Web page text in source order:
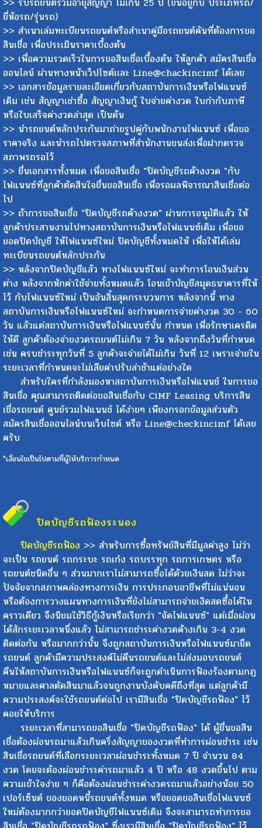
เอกสารรถยนต์และขั้นตอนการขอสินเชื่อ ปิดบัญชีรถค้างงวด
>> รับรถยนต์รวมอายุสัญญา ไม่เกิน 25 ปี (ขึ้นอยู่กับ ประเภทรถ/
ยี่ห้อรถ/รุ่นรถ)
>> สำเนาเล่มทะเบียนรถยนต์หรือสำเนาคู่มือรถยนต์คันที่ต้องการขอ
สินเชื่อ เพื่อประเมินราคาเบื้องต้น
>> เพื่อความรวดเร็วในการขอสินเชื่อเบื้องต้น ให้ลูกค้า สมัครสินเชื่อ
ออนไลน์ ผ่านทางหน้าเว็ปไซต์เเละ Line@chackincimf ได้เลย
>> เอกสารข้อมูลรายละเอียดเกี่ยวกับสถาบันการเงินหรือไฟแนนซ์
เดิม เช่น สัญญาเช่าซื้อ สัญญาเงินกู้ ใบจ่ายค่างวด ใบกำกับภาษี
หรือใบเสร็จค่างวดล่าสุด เป็นต้น
>> นำรถยนต์หลักประกันมาถ่ายรูปคู่กับพนักงานไฟแนนซ์ เพื่อขอ
ราคาจริง และนำรถไปตรวจสภาพที่สำนักงานขนส่งเพื่อฝากตรวจ
สภาพรถรอไว้
>> ยื่นเอกสารทั้งหมด เพื่อขอสินเชื่อ "ปิดบัญชีรถค้างงวด "กับ
ไฟแนนซ์ที่ลูกค้าตัดสินใจยื่นขอสินเชื่อ เพื่อรอผลพิจารณาสินเชื่อต่อ
ไป
>> ถ้าการขอสินเชื่อ "ปิดบัญชีรถค้างงวด" ผ่านการอนุมัติแล้ว ให้
ลูกค้าประสานงานไปทางสถาบันการเงินหรือไฟแนนซ์เดิม เพื่อขอ
ยอดปิดบัญชี ให้ไฟแนนซ์ใหม่ ปิดบัญชีทั้งหมดให้ เพื่อให้ได้เล่ม
ทะเบียนรถยนต์หลักประกัน
>> หลังจากปิดบัญชีแล้ว ทางไฟแนนซ์ใหม่ จะทำการโอนเงินส่วน
ต่าง หลังจากหักค่าใช้จ่ายทั้งหมดแล้ว โอนเข้าบัญชีสมุดธนาคารที่ให้
ไว้ กับไฟแนนซ์ใหม่ เป็นอันสิ้นสุดกระบวนการ หลังจากนี้ ทาง
สถาบันการเงินหรือไฟแนนซ์ใหม่ จะกำหนดการจ่ายค่างวด 30 - 60
วัน แล้วแต่สถาบันการเงินหรือไฟแนนซ์นั้น กำหนด เพื่อรักษาเครดิต
ให้ดี ลูกค้าต้องจ่ายงวดรถยนต์ไม่เกิน 7 วัน หลังจากถึงวันที่กำหนด
เช่น ครบชำระทุกวันที่ 5 ลูกค้าจะจ่ายได้ไม่เกิน วันที่ 12 เพราะจ่ายใน
ระยะเวลาที่กำหนดจะไม่เสียค่าปรับล่าช้าแต่อย่างใด
สำหรับใครที่กำลังมองหาสถาบันการเงินหรือไฟแนนช์ ในการขอ
สินเชื่อ คุณสามารถติดต่อขอสินเชื่อกับ CiMF Leasing บริการสิน
เชื่อรถยนต์ ศูนย์รวมไฟแนนช์ ได้ง่ายๆ เพียงกรอกข้อมูลส่วนตัว
สมัครสินเชื่อออนไลน์บนเว็บไซต์ หรือ Line@checkincimf ได้เลย
ครับ
ปิดบัญชีรถฟ้องระนอง
ปิดบัญชีรถฟ้อง>> สำหรับการซื้อทรัพย์สินที่มีมูลค่าสูง ไม่ว่า
จะเป็น รถยนต์ รถกระบะ รถเก๋ง รถบรรทุก รถการเกษตร หรือ
รถยนต์ชนิดอื่น ๆ ส่วนมากเราไม่สามารถซื้อได้ด้วยเงินสด ไม่ว่าจะ
ปัจจัยจากสภาพคล่องทางการเงิน การประกอบอาชีพที่ไม่แน่นอน
หรือต้องการวางแผนทางการเงินที่ยังไม่สามารถจ่ายเงิดสดซื้อได้ใน
คราวเดียว จึงนิยมใช้วิธีกู้เงินหรือเรียกว่า "จัดไฟแนนซ์" แต่เมื่อผ่อน
ได้สักระยะเวลาหนึ่งแล้ว ไม่สามารถชำระค่างวดค้างเกิน 3-4 งวด
ติดต่อกัน หรือมากกว่านั้น จึงถูกสถาบันการเงินหรือไฟแนนซ์มายึด
รถยนต์ ลูกค้ามีความประสงค์ไม่คืนรถยนต์และไม่ส่งมอบรถยนต์
คืนให้สถาบันการเงินหรือไฟแนนซ์ก็จะถูกดำเนินการฟ้องร้องตามกฏ
หมายและศาลตัดสินมาแล้วจนถูกงานบังคับคดีถึงที่สุด แต่ลูกค้ามี
ความประสงค์จะใช้รถยนต์ต่อไป เรามีสินเชื่อ "ปิดบัญชีรถฟ้อง" ไว้
คอยให้บริการ
ระยะเวลาที่สามารถขอสินเชื่อ "ปิดบัญชีรถฟ้อง" ได้ ผู้ยื่นขอสิน
เชื่อต้องผ่อนรถมาแล้วเกินครึ่งสัญญาของงวดที่ทำการผ่อนชำระ เช่น
สินเชื่อรถยนต์ที่เลือกระยะเวลาผ่อนชำระทั้งหมด 7 ปี จำนวน 84
งวด โดยจะต้องผ่อนชำระค่ารถมาแล้ว 4 ปี หรือ 48 งวดขึ้นไป ตาม
ความเข้าใจง่าย ๆ ก็คือต้องผ่อนชำระค่างวดรถมาแล้วอย่างน้อย 50
เปอร์เซ็นต์ ของยอดหนี้รถยนต์ทั้งหมด หรือยอดขอสินเชื่อไฟแนนซ์